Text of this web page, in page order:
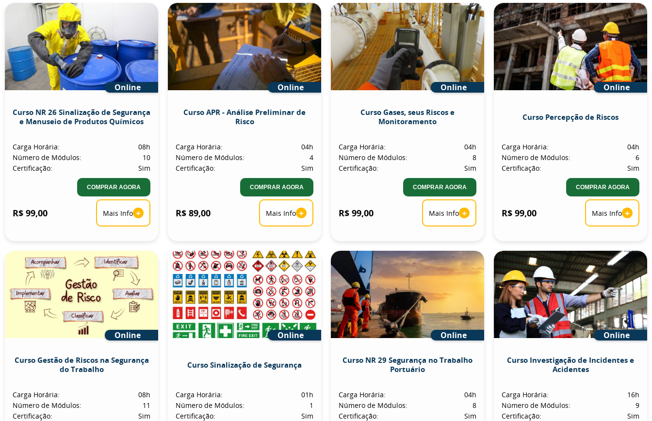
Online
Curso NR 26 Sinalização de Segurança
e Manuseio de Produtos Químicos
Carga Horária:
08h
Número de Módulos:
10
Certificação:
Sim
COMPRAR AGORA
R$ 99,00 Mais Info +
Online
Curso APR - Análise Preliminar de
Risco
Carga Horária:
04h
Número de Módulos:
4
Certificação:
Sim
COMPRAR AGORA
R$ 89,00 Mais Info +
Online
Curso Gases, seus Riscos e
Monitoramento
Carga Horária:
04h
Número de Módulos:
8
Certificação:
Sim
COMPRAR AGORA
R$ 99,00 Mais Info +
Online
Curso Percepção de Riscos
Carga Horária:
04h
Número de Módulos:
6
Certificação:
Sim
COMPRAR AGORA
R$ 99,00 Mais Info +
Online
Curso Gestão de Riscos na Segurança
do Trabalho
Carga Horária:
08h
Número de Módulos:
11
Certificação:
Sim
Online
Curso Sinalização de Segurança
Carga Horária:
01h
Número de Módulos:
1
Certificação:
Sim
Online
Curso NR 29 Segurança no Trabalho
Portuário
Carga Horária:
04h
Número de Módulos:
8
Certificação:
Sim
Online
Curso Investigação de Incidentes e
Acidentes
Carga Horária:
16h
Número de Módulos:
9
Certificação:
Sim